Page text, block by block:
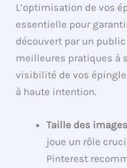
L’optimisation de vos
essentielle pour
découvert par un
meilleures pratiques à
visibilité de vos
à haute intention.
Taille des images
joue un rôle
Pinterest